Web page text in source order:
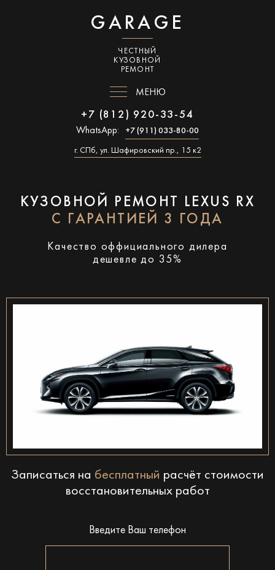
GARAGE
ЧЕСТНЫЙ
КУЗОВНОЙ
РЕМОНТ
МЕНЮ
+7 (812) 920-33-54
WhatsApp: +7 (911) 033-80-00
г. СПб, ул. Шафировский пр., 15 к2
КУЗОВНОЙ РЕМОНТ LEXUS RX
С ГАРАНТИЕЙ 3 ГОДА
Качество оффициального дилера
дешевле до 35%
Записаться на бесплатный расчёт стоимости
восстановительных работ
Введите Ваш телефон